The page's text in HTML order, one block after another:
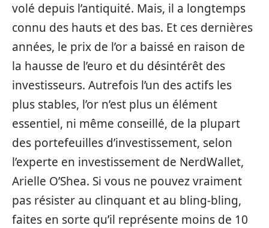
volé depuis l’antiquité. Mais, il a longtemps
connu des hauts et des bas. Et ces dernières
années, le prix de l’or a baissé en raison de
la hausse de l’euro et du désintérêt des
investisseurs. Autrefois l’un des actifs les
plus stables, l’or n’est plus un élément
essentiel, ni même conseillé, de la plupart
des portefeuilles d’investissement, selon
l’experte en investissement de NerdWallet,
Arielle O’Shea. Si vous ne pouvez vraiment
pas résister au clinquant et au bling-bling,
faites en sorte qu’il représente moins de 10